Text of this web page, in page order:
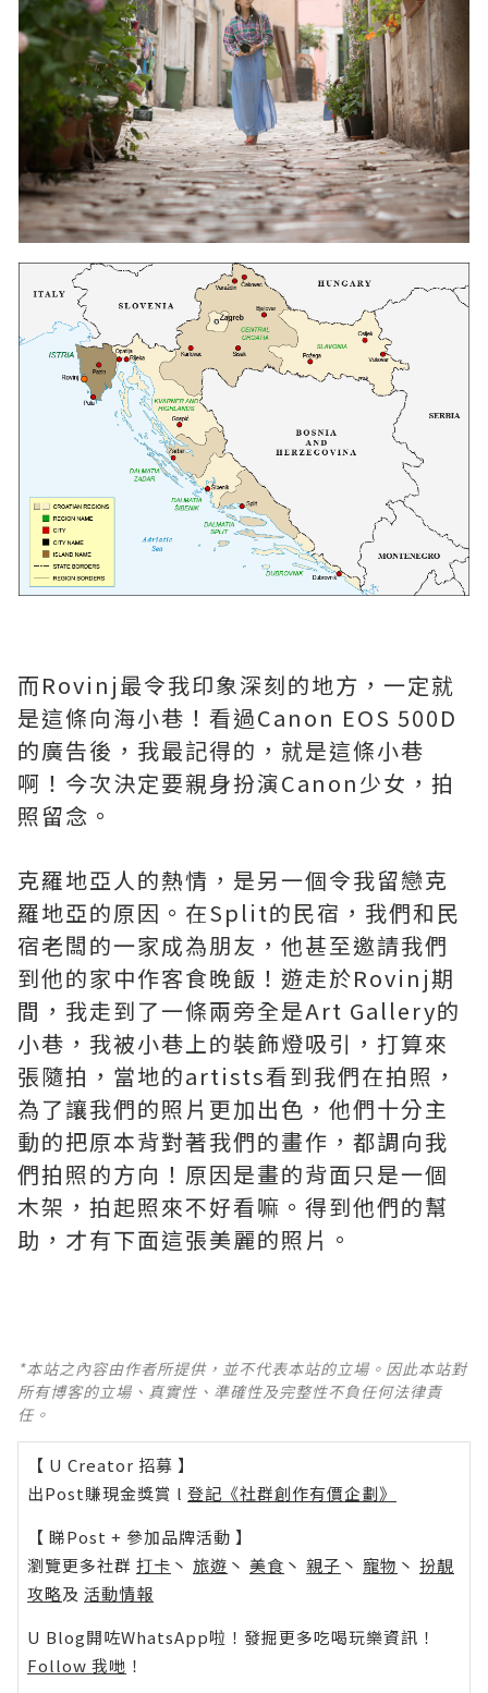
而Rovinj最令我印象深刻的地方，一定就
是這條向海小巷！看過Canon EOS 500D
的廣告後，我最記得的，就是這條小巷
啊！今次決定要親身扮演Canon少女，拍
照留念。
克羅地亞人的熱情，是另一個令我留戀克
羅地亞的原因。在Split的民宿，我們和民
宿老闆的一家成為朋友，他甚至邀請我們
到他的家中作客食晚飯！遊走於Rovinj期
間，我走到了一條兩旁全是Art Gallery的
小巷，我被小巷上的裝飾燈吸引，打算來
張隨拍，當地的artists看到我們在拍照，
為了讓我們的照片更加出色，他們十分主
動的把原本背對著我們的畫作，都調向我
們拍照的方向！原因是畫的背面只是一個
木架，拍起照來不好看嘛。得到他們的幫
助，才有下面這張美麗的照片。
*本站之內容由作者所提供，並不代表本站的立場。因此本站對
所有博客的立場、真實性、準確性及完整性不負任何法律責
任。
【 U Creator 招募 】
出Post賺現金獎賞 l 登記《社群創作有價企劃》
【 睇Post + 參加品牌活動 】
瀏覽更多社群 打卡 丶 旅遊 丶 美食 丶 親子 丶 寵物 丶 扮靚
攻略及 活動情報
U Blog開咗WhatsApp啦！發掘更多吃喝玩樂資訊！
Follow 我哋 ！